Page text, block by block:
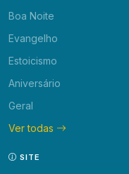
Boa Noite
Evangelho
Estoicismo
Aniversário
Geral
Ver todas
SITE